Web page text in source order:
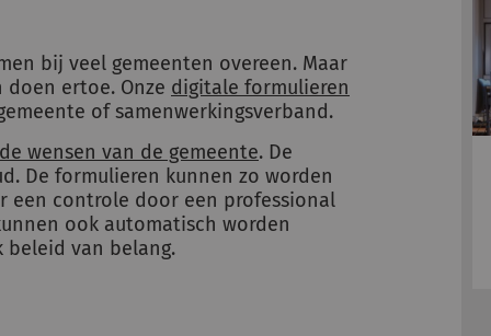
bij veel gemeenten overeen. Maar
ertoe. Onze digitale formulieren
of samenwerkingsverband.
de wensen van de gemeente. De
De formulieren kunnen zo worden
een controle door een professional
ook automatisch worden
van belang.